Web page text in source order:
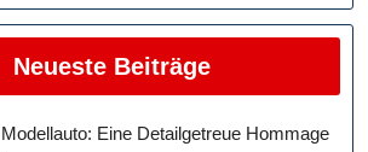
Neueste Beiträge
Eine Detailgetreue Hommage